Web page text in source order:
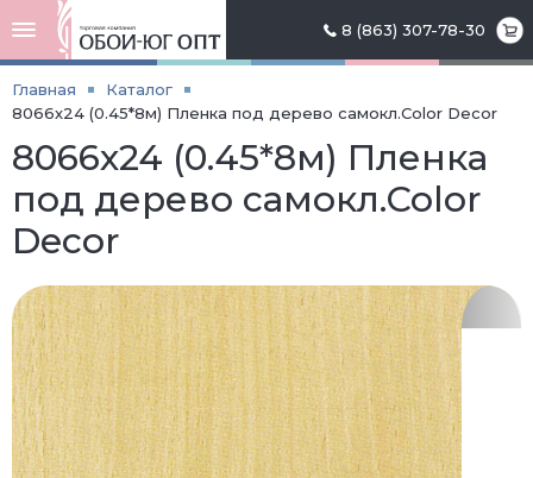
8 (863) 307-78-30
Главная
Каталог
8066х24 (0.45*8м) Пленка под дерево самокл.Color Decor
8066х24 (0.45*8м) Пленка
под дерево самокл.Color
Decor